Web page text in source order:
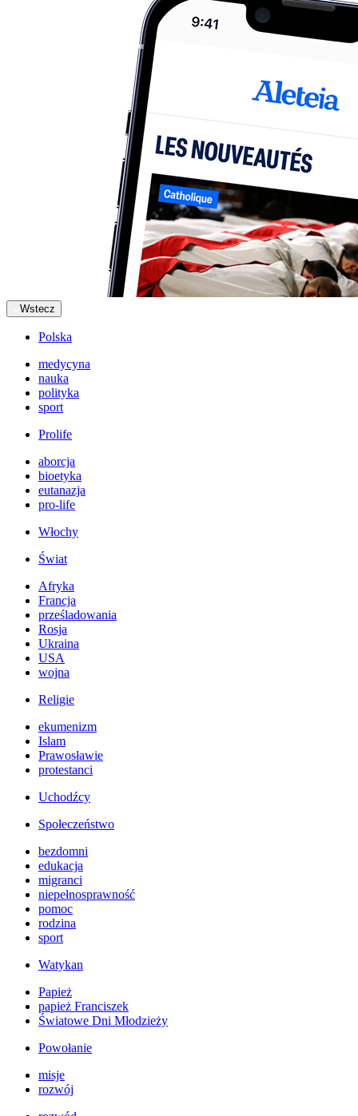
Wstecz
Polska
medycyna
nauka
polityka
sport
Prolife
aborcja
bioetyka
eutanazja
pro-life
Włochy
Świat
Afryka
Francja
prześladowania
Rosja
Ukraina
USA
wojna
Religie
ekumenizm
Islam
Prawosławie
protestanci
Uchodźcy
Społeczeństwo
bezdomni
edukacja
migranci
niepełnosprawność
pomoc
rodzina
sport
Watykan
Papież
papież Franciszek
Światowe Dni Młodzieży
Powołanie
misje
rozwój